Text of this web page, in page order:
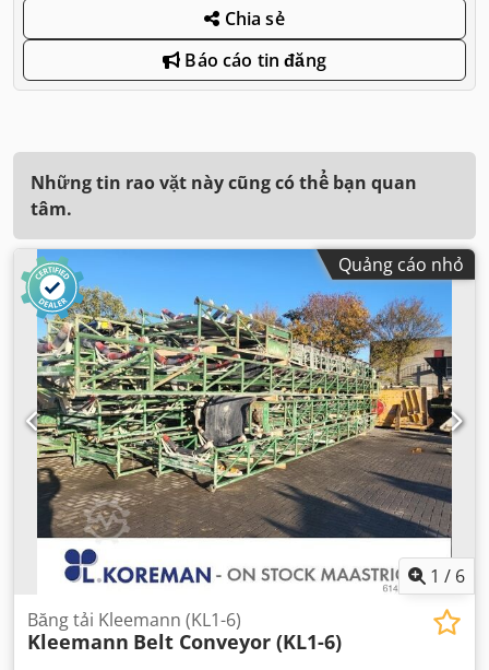
Chia sẻ
Báo cáo tin đăng
Những tin rao vặt này cũng có thể bạn quan
tâm.
Quảng cáo nhỏ
1 / 6
Băng tải Kleemann (KL1-6)
Kleemann Belt Conveyor (KL1-6)